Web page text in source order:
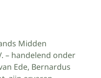
Midden
– handelend onder
Ede, Bernardus